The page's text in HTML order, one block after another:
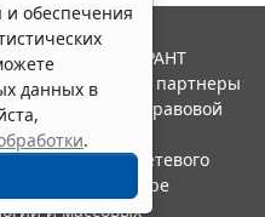
и обеспечения
данных в
.
Система ГАРАНТ
"Гарант" и ее партнеры
ассоциации правовой
в качестве сетевого
по надзору в сфере
и массовых